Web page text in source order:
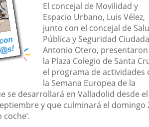
El concejal de Movilidad y
Espacio Urbano, Luis Vélez,
junto con el concejal de
Pública y Seguridad
Antonio Otero,
la Plaza Colegio de Santa
el programa de actividades
la Semana Europea de la
se desarrollará en Valladolid desde el
y que culminará el domingo
coche’.